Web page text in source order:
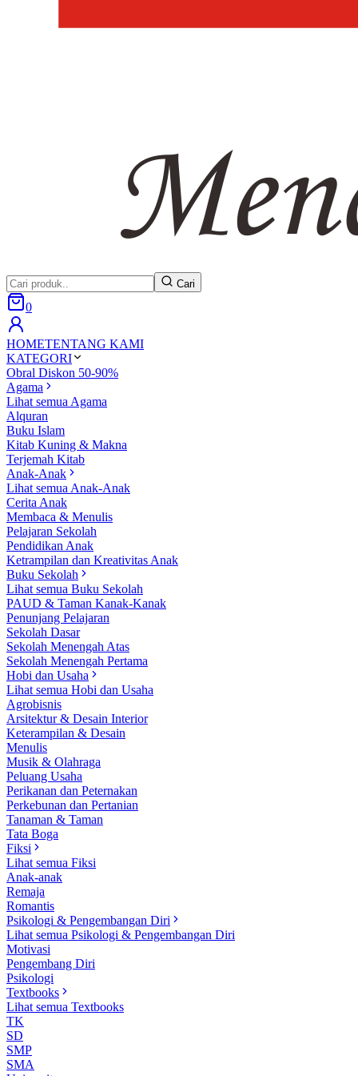
Cari
0
HOMETENTANG KAMI
KATEGORI
Obral Diskon 50-90%
Agama
Lihat semua Agama
Alquran
Buku Islam
Kitab Kuning & Makna
Terjemah Kitab
Anak-Anak
Lihat semua Anak-Anak
Cerita Anak
Membaca & Menulis
Pelajaran Sekolah
Pendidikan Anak
Ketrampilan dan Kreativitas Anak
Buku Sekolah
Lihat semua Buku Sekolah
PAUD & Taman Kanak-Kanak
Penunjang Pelajaran
Sekolah Dasar
Sekolah Menengah Atas
Sekolah Menengah Pertama
Hobi dan Usaha
Lihat semua Hobi dan Usaha
Agrobisnis
Arsitektur & Desain Interior
Keterampilan & Desain
Menulis
Musik & Olahraga
Peluang Usaha
Perikanan dan Peternakan
Perkebunan dan Pertanian
Tanaman & Taman
Tata Boga
Fiksi
Lihat semua Fiksi
Anak-anak
Remaja
Romantis
Psikologi & Pengembangan Diri
Lihat semua Psikologi & Pengembangan Diri
Motivasi
Pengembang Diri
Psikologi
Textbooks
Lihat semua Textbooks
TK
SD
SMP
SMA